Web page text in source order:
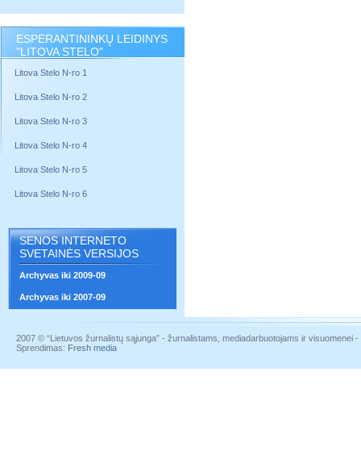
ESPERANTININKŲ LEIDINYS
"LITOVA STELO"
Litova Stelo N-ro 1
Litova Stelo N-ro 2
Litova Stelo N-ro 3
Litova Stelo N-ro 4
Litova Stelo N-ro 5
Litova Stelo N-ro 6
SENOS INTERNETO
SVETAINĖS VERSIJOS
Archyvas iki 2009-09
Archyvas iki 2007-09
2007 © “Lietuvos žurnalistų sąjunga” - žurnalistams, mediadarbuotojams ir visuomenei
Sprendimas: Fresh media